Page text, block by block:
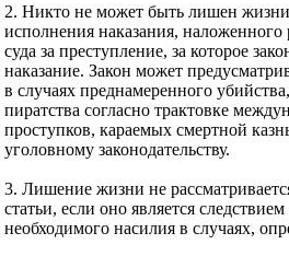
2. Никто не может быть лишен
исполнения наказания,
суда за преступление, за которое
наказание. Закон может
в случаях преднамеренного
пиратства согласно трактовке
проступков, караемых смертной
уголовному законодательству.
3. Лишение жизни не
статьи, если оно является
необходимого насилия в случаях,